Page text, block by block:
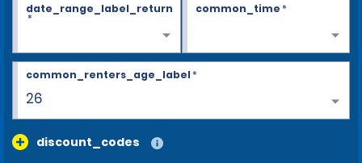
date_range_label_return
*
common_time*
26
common_renters_age_label*
discount_codes